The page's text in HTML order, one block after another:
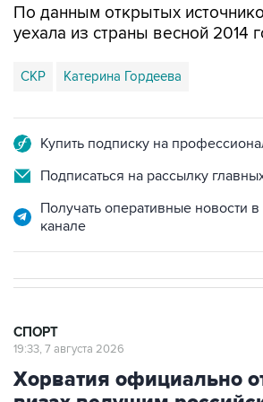
СКР Катерина Гордеева
Подписаться на рассылку главных
Получать оперативные новости
Хорватия официально
визах ведущим
гимнасткам для